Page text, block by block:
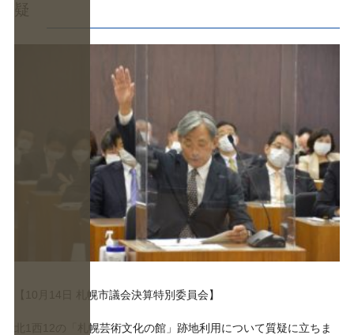
【10月14日 札幌市議会決算特別委員会】
北1西12の「札幌芸術文化の館」跡地利用について質疑に立ちま